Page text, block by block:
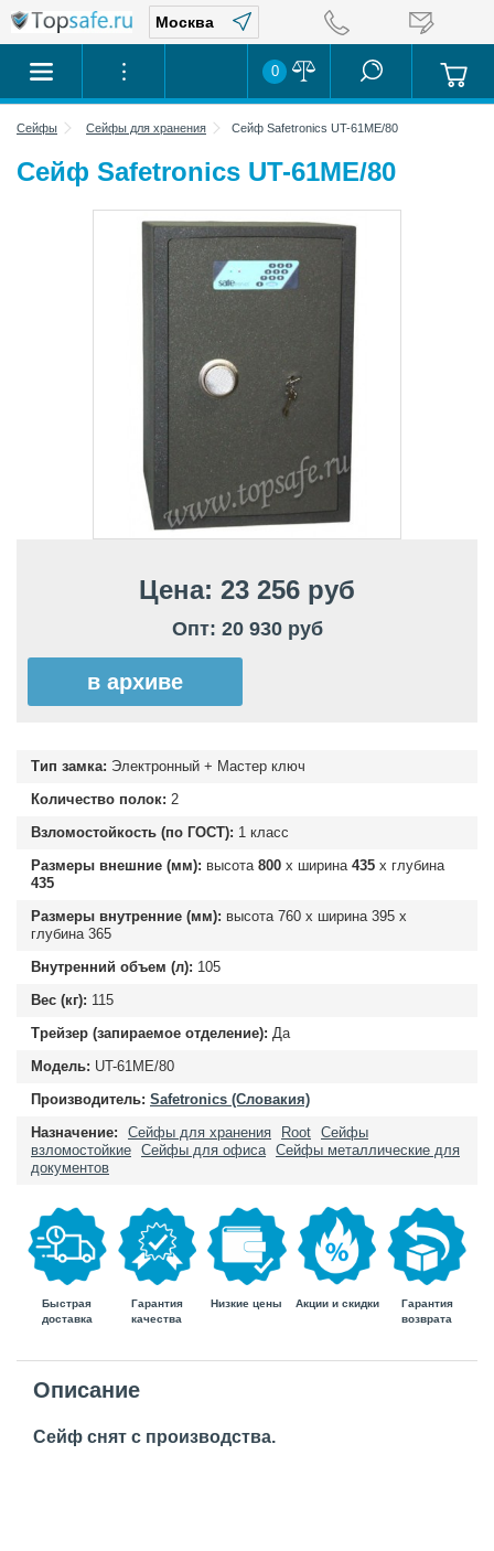
0
Сейфы Сейфы для хранения Сейф Safetronics UT-61ME/80
Сейф Safetronics UT-61ME/80
Цена: 23 256 руб
Опт: 20 930 руб
в архиве
Тип замка: Электронный + Мастер ключ
Количество полок: 2
Взломостойкость (по ГОСТ): 1 класс
Размеры внешние (мм): высота 800 х ширина 435 х глубина
435
Размеры внутренние (мм): высота 760 х ширина 395 х
глубина 365
Внутренний объем (л): 105
Вес (кг): 115
Трейзер (запираемое отделение): Да
Модель: UT-61ME/80
Производитель: Safetronics (Словакия)
Назначение:
Сейфы для хранения Root Сейфы
взломостойкие Сейфы для офиса Сейфы металлические для
документов
Быстрая
доставка
Гарантия
качества
Низкие цены Акции и скидки
Гарантия
возврата
Описание
Сейф снят с производства.